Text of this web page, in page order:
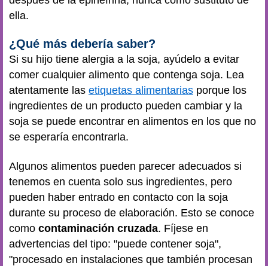
ella.
¿Qué más debería saber?
Si su hijo tiene alergia a la soja, ayúdelo a evitar
comer cualquier alimento que contenga soja. Lea
atentamente las etiquetas alimentarias porque los
ingredientes de un producto pueden cambiar y la
soja se puede encontrar en alimentos en los que no
se esperaría encontrarla.
Algunos alimentos pueden parecer adecuados si
tenemos en cuenta solo sus ingredientes, pero
pueden haber entrado en contacto con la soja
durante su proceso de elaboración. Esto se conoce
como contaminación cruzada. Fíjese en
advertencias del tipo: "puede contener soja",
"procesado en instalaciones que también procesan